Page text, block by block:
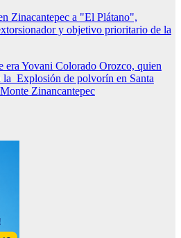
Zinacantepec a "El Plátano",
y objetivo prioritario de la
era Yovani Colorado Orozco, quien
la Explosión de polvorín en Santa
Zinancantepec